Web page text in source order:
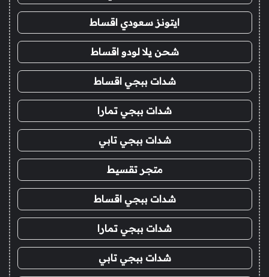
ايتونز سعودي اقساط
شحن يلا لودو اقساط
شدات ببجي اقساط
شدات ببجي تمارا
شدات ببجي تابي
متجر تقسيط
شدات ببجي اقساط
شدات ببجي تمارا
شدات ببجي تابي